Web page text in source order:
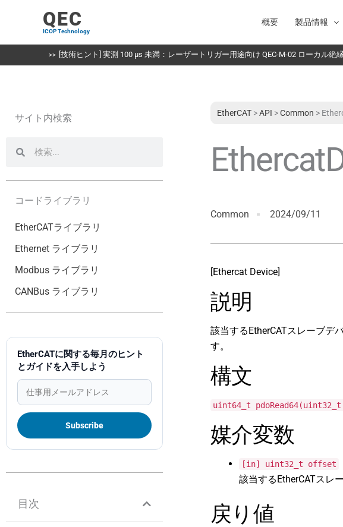
キ
QEC
ICOP Technology
概要 製品情報
[技術ヒント] 実測 100 µs 未満：レーザートリガー用途向け QEC-M-02 ローカル絶
サイト内検索
索
コードライブラリ
EtherCATライブラリ
Ethernet ライブラリ
Modbus ライブラリ
CANBus ライブラリ
EtherCATに関する毎月のヒント
とガイドを入手しよう
目次
EtherCAT >API >Common >
Common 2024/09/11
[Ethercat Device]
説明
該当するEtherCATスレーブデ
す。
構文
uint64_t
媒介変数
[in] uint32_t offset
該当するEtherCATスレ
戻り値